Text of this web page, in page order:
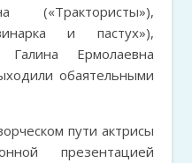
(«Трактористы»),
и пастух»),
Галина Ермолаевна
обаятельными
пути актрисы
презентацией